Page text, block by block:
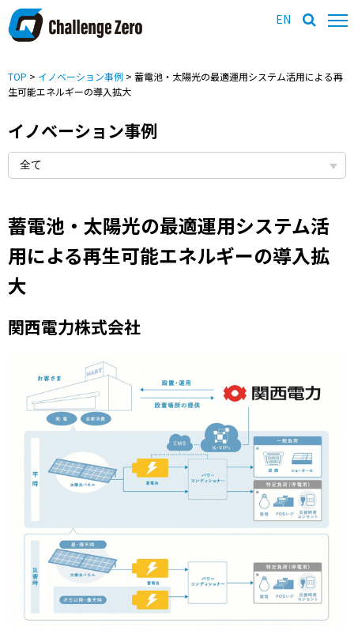
EN
TOP > イノベーション事例 > 蓄電池・太陽光の最適運用システム活用による再
生可能エネルギーの導入拡大
イノベーション事例
蓄電池・太陽光の最適運用システム活
用による再生可能エネルギーの導入拡
大
関西電力株式会社